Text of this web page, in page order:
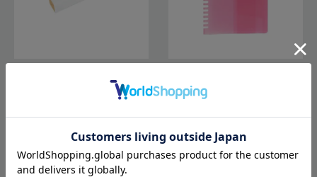
KOKUYO GLOO スティックの
り シワなくキレイ Sサイズ
165 Out of stock
Sale／ 【リング用】ロルバー
660 Out of stock